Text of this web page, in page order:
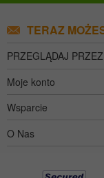
TERAZ
PRZEGLĄDAJ
Moje konto
Wsparcie
O Nas